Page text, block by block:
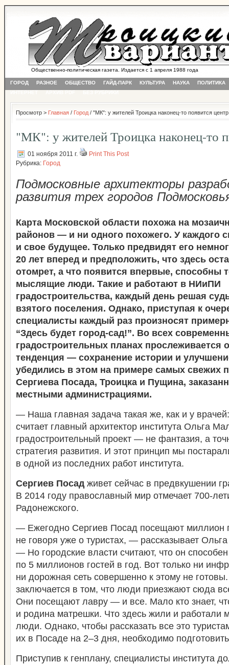
Общественно-политическая газета. Издается с 1 апреля 1988 года
ГОРОД РАЗНОЕ ОБЩЕСТВО ГАЙД-ПАРК КУЛЬТУРА НАУКА
ПОЛИТИКА
Просмотр > Главная / Город / "МК": у жителей Троицка наконец-то появится центр
"МК": у жителей Троицка наконец-то
01 ноября 2011 г.
Print This Post
Рубрика: Город
Подмосковные архитекторы
развития трех городов
Карта Московской области похожа на
районов — и ни одного похожего. У каждого
и свое будущее. Только предвидят его
20 лет вперед и предположить, что здесь
отомрет, а что появится впервые, способны
мыслящие люди. Такие и работают в НИиПИ
градостроительства, каждый день решая
взятого поселения. Однако, приступая к
специалисты каждый раз произносят
“Здесь будет город-сад!”. Во всех
градостроительных планах прослеживается
тенденция — сохранение истории и
убедились в этом на примере самых свежих
Сергиева Посада, Троицка и Пущина,
местными администрациями.
— Наша главная задача такая же, как и у
считает главный архитектор института Ольга
градостроительный проект — не фантазия, а
стратегия развития. И этот принцип мы
в одной из последних работ института.
Сергиев Посад живет сейчас в предвкушении
В 2014 году православный мир отмечает 700-
Радонежского.
— Ежегодно Сергиев Посад посещают миллион
не говоря уже о туристах, — рассказывает
— Но городские власти считают, что он
по 5 миллионов гостей в год. Вот только ни
ни дорожная сеть совершенно к этому не
заключается в том, что люди приезжают сюда
Они посещают лавру — и все. Мало кто знает,
и родина матрешки. Что здесь жили и работали
люди. Однако, чтобы рассказать все это
их в Посаде на 2–3 дня, необходимо
Приступив к генплану, специалисты института